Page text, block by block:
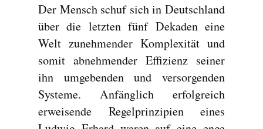
Der Mensch schuf sich in Deutschland
über die letzten fünf Dekaden eine
Welt zunehmender Komplexität und
somit abnehmender Effizienz seiner
ihn umgebenden und versorgenden
Systeme. Anfänglich erfolgreich
erweisende Regelprinzipien eines